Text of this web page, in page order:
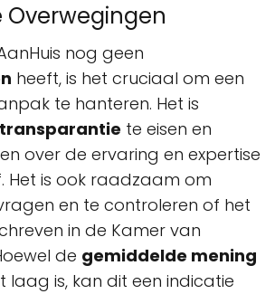
Overwegingen
nog geen
heeft, is het cruciaal om een
te hanteren. Het is
transparantie te eisen en
over de ervaring en expertise
Het is ook raadzaam om
en te controleren of het
in de Kamer van
de gemiddelde mening
is, kan dit een indicatie